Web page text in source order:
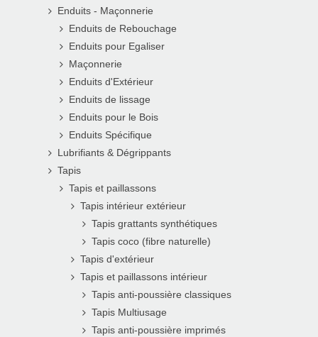
Enduits - Maçonnerie
Enduits de Rebouchage
Enduits pour Egaliser
Maçonnerie
Enduits d'Extérieur
Enduits de lissage
Enduits pour le Bois
Enduits Spécifique
Lubrifiants & Dégrippants
Tapis
Tapis et paillassons
Tapis intérieur extérieur
Tapis grattants synthétiques
Tapis coco (fibre naturelle)
Tapis d'extérieur
Tapis et paillassons intérieur
Tapis anti-poussière classiques
Tapis Multiusage
Tapis anti-poussière imprimés